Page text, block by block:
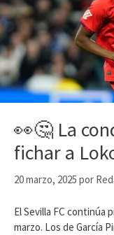
👀🤔 La
fichar a
20 marzo, 2025 por
El Sevilla FC continúa
marzo. Los de García